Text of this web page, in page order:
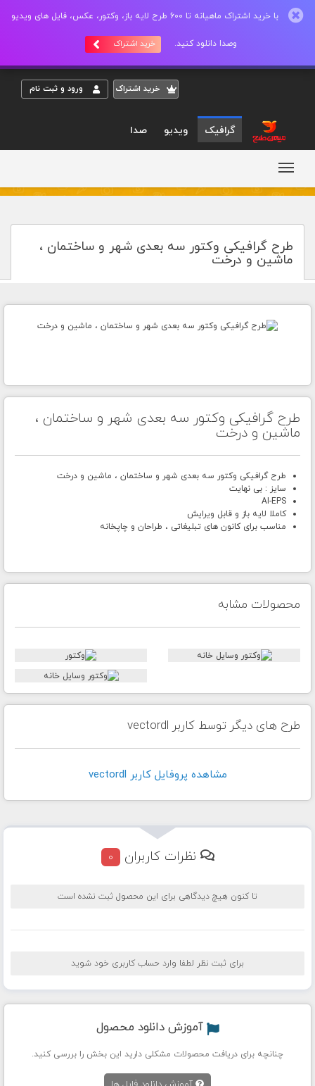
با خرید اشتراک ماهیانه تا 600 طرح لایه باز، وکتور، عکس، فایل های ویدیو
وصدا دانلود کنید. خرید اشتراک
خريد اشتراک ورود و ثبت نام
گرافیک ویدیو صدا
طرح گرافیکی وکتور سه بعدی شهر و ساختمان ،
ماشین و درخت
طرح گرافیکی وکتور سه بعدی شهر و ساختمان ،
ماشین و درخت
طرح گرافیکی وکتور سه بعدی شهر و ساختمان ، ماشین و درخت
سایز : بی نهایت
AI-EPS
کاملا لایه باز و قابل ویرایش
مناسب برای کانون های تبلیغاتی ، طراحان و چاپخانه
محصولات مشابه
طرح های دیگر توسط کاربر vectordl
مشاهده پروفايل کاربر vectordl
نظرات کاربران 0
تا کنون هیچ دیدگاهی برای این محصول ثبت نشده است
برای ثبت نظر لطفا وارد حساب کاربری خود شوید
آموزش دانلود محصول
چنانچه برای دریافت محصولات مشکلی دارید این بخش را بررسی کنید.